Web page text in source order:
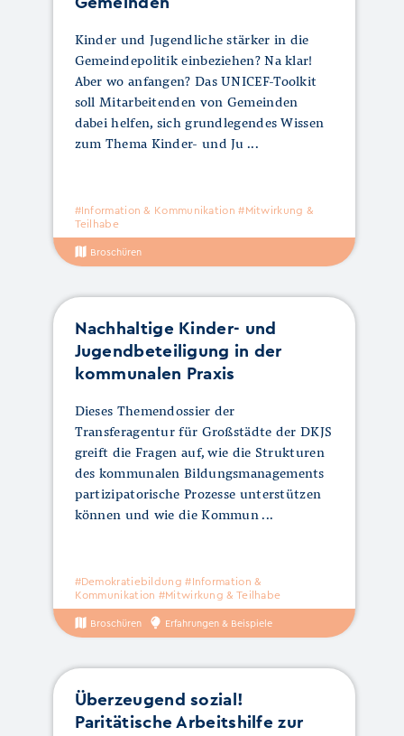
Kinder und Jugendliche stärker in die
Gemeindepolitik einbeziehen? Na klar!
Aber wo anfangen? Das UNICEF-Toolkit
soll Mitarbeitenden von Gemeinden
dabei helfen, sich grundlegendes Wissen
zum Thema Kinder- und Ju
#Information & Kommunikation #Mitwirkung &
Teilhabe
Broschüren
Nachhaltige Kinder- und
Jugendbeteiligung in der
kommunalen Praxis
Dieses Themendossier der
Transferagentur für Großstädte der DKJS
greift die Fragen auf, wie die Strukturen
des kommunalen Bildungsmanagements
partizipatorische Prozesse unterstützen
können und wie die Kommun
#Demokratiebildung #Information &
Kommunikation #Mitwirkung & Teilhabe
Broschüren Erfahrungen & Beispiele
Überzeugend sozial!
Paritätische Arbeitshilfe zur